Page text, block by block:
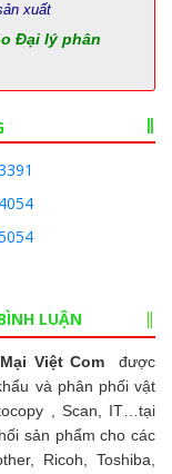
xuất
Đại lý phân
LUẬN
Việt Com được
và phân phối vật
, Scan, IT…tại
sản phẩm cho các
Ricoh, Toshiba,